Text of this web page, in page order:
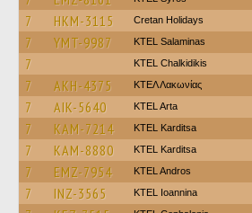
7 HKM-3115 Cretan Holidays
7 YMT-9987 KTEL Salaminas
7 ΚΤΕL Chalkidikis
7 AKH-4375 ΚΤΕΛ Λακωνίας
7 AIK-5640 KTEL Arta
7 KAM-7214 ΚΤΕL Karditsa
7 KAM-8880 ΚΤΕL Karditsa
7 EMZ-7954 KTEL Andros
7 INZ-3565 KTEL Ioannina